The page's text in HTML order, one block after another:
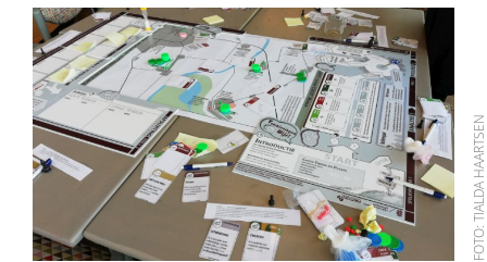
FOTO: TIALDA HAARTSEN